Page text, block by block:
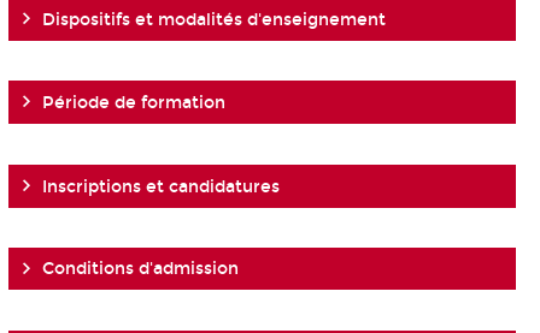
Dispositifs et modalités d'enseignement
Période de formation
Inscriptions et candidatures
Conditions d'admission